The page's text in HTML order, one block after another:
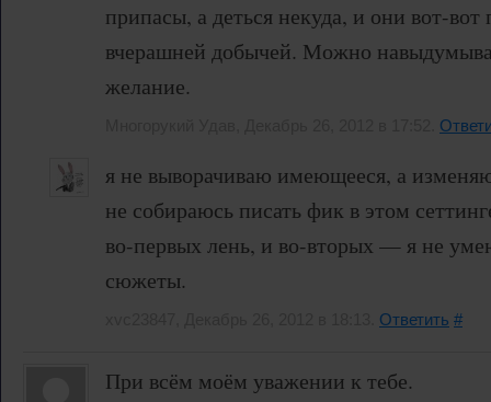
припасы, а деться некуда, и они вот-
вчерашней добычей. Можно
желание.
я не выворачиваю имеющееся, а
не собираюсь писать фик в этом
во-первых лень, и во-вторых — я не
сюжеты.
Ответить #
При всём моём уважении к тебе.